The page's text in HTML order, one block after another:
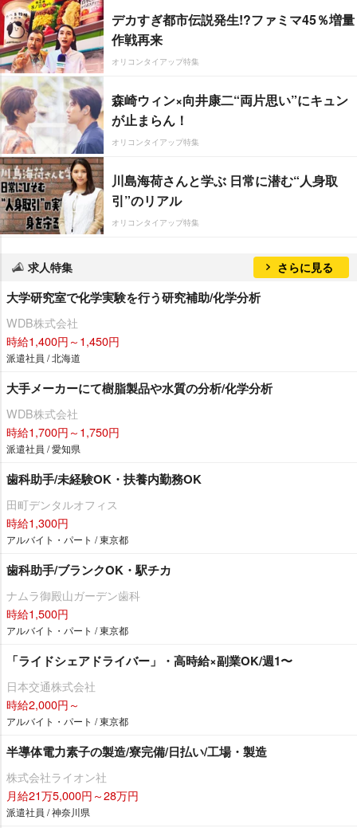
デカすぎ都市伝説発生!?ファミマ45％増量
作戦再来
オリコンタイアップ特集
森崎ウィン×向井康二“両片思い”にキュン
が止まらん！
オリコンタイアップ特集
川島海荷さんと学ぶ 日常に潜む“人身取
引”のリアル
オリコンタイアップ特集
求人特集 さらに見る
大学研究室で化学実験を行う研究補助/化学分析
WDB株式会社
時給1,400円～1,450円
派遣社員 / 北海道
大手メーカーにて樹脂製品や水質の分析/化学分析
WDB株式会社
時給1,700円～1,750円
派遣社員 / 愛知県
歯科助手/未経験OK・扶養内勤務OK
田町デンタルオフィス
時給1,300円
アルバイト・パート / 東京都
歯科助手/ブランクOK・駅チカ
ナムラ御殿山ガーデン歯科
時給1,500円
アルバイト・パート / 東京都
「ライドシェアドライバー」・高時給×副業OK/週1〜
日本交通株式会社
時給2,000円～
アルバイト・パート / 東京都
半導体電力素子の製造/寮完備/日払い/工場・製造
株式会社ライオン社
月給21万5,000円～28万円
派遣社員 / 神奈川県